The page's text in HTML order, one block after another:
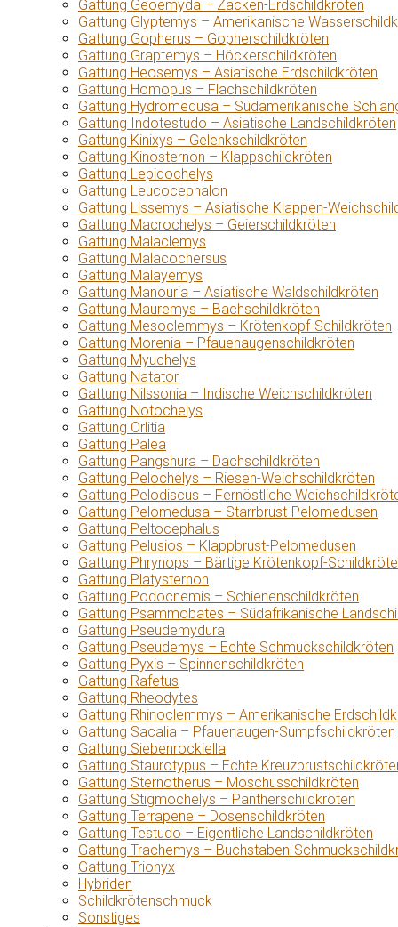
Gattung Geoemyda – Zacken-Erdschildkröten
Gattung Glyptemys – Amerikanische
Gattung Gopherus – Gopherschildkröten
Gattung Graptemys – Höckerschildkröten
Gattung Heosemys – Asiatische Erdschildkröten
Gattung Homopus – Flachschildkröten
Gattung Hydromedusa – Südamerikanische
Gattung Indotestudo – Asiatische Landschildkröten
Gattung Kinixys – Gelenkschildkröten
Gattung Kinosternon – Klappschildkröten
Gattung Lepidochelys
Gattung Leucocephalon
Gattung Lissemys – Asiatische Klappen-
Gattung Macrochelys – Geierschildkröten
Gattung Malaclemys
Gattung Malacochersus
Gattung Malayemys
Gattung Manouria – Asiatische Waldschildkröten
Gattung Mauremys – Bachschildkröten
Gattung Mesoclemmys – Krötenkopf-Schildkröten
Gattung Morenia – Pfauenaugenschildkröten
Gattung Myuchelys
Gattung Natator
Gattung Nilssonia – Indische Weichschildkröten
Gattung Notochelys
Gattung Orlitia
Gattung Palea
Gattung Pangshura – Dachschildkröten
Gattung Pelochelys – Riesen-Weichschildkröten
Gattung Pelodiscus – Fernöstliche
Gattung Pelomedusa – Starrbrust-Pelomedusen
Gattung Peltocephalus
Gattung Pelusios – Klappbrust-Pelomedusen
Gattung Phrynops – Bärtige Krötenkopf-
Gattung Platysternon
Gattung Podocnemis – Schienenschildkröten
Gattung Psammobates – Südafrikanische
Gattung Pseudemydura
Gattung Pseudemys – Echte Schmuckschildkröten
Gattung Pyxis – Spinnenschildkröten
Gattung Rafetus
Gattung Rheodytes
Gattung Rhinoclemmys – Amerikanische
Gattung Sacalia – Pfauenaugen-Sumpfschildkröten
Gattung Siebenrockiella
Gattung Staurotypus – Echte
Gattung Sternotherus – Moschusschildkröten
Gattung Stigmochelys – Pantherschildkröten
Gattung Terrapene – Dosenschildkröten
Gattung Testudo – Eigentliche Landschildkröten
Gattung Trachemys – Buchstaben-
Gattung Trionyx
Hybriden
Schildkrötenschmuck
Sonstiges